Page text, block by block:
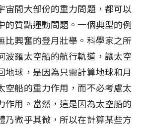
宙間大部份的重力問題，都可以
的質點運動問題。一個典型的例
比興奮的登月壯舉。科學家之所
波羅太空船的航行軌道，讓太空
地球，是因為只需計算地球和月
空船的重力作用，而不必考慮太
作用。當然，這是因為太空船的
乃微乎其微，所以在計算某些方